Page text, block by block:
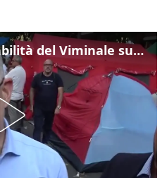
Gualtieri: "Responsabilità del Viminale su Spin Time? La posizione dei partiti è nota"